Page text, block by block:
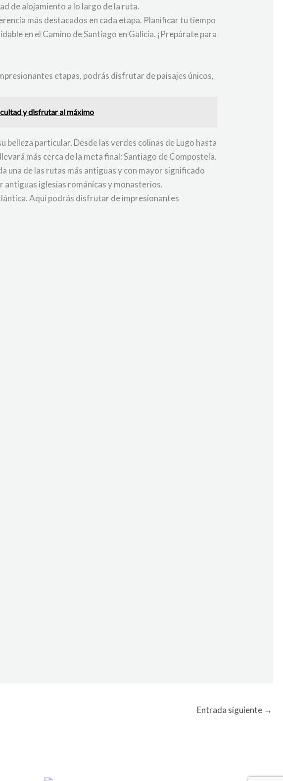
de alojamiento a lo largo de la ruta.
más destacados en cada etapa. Planificar tu tiempo
en el Camino de Santiago en Galicia. ¡Prepárate para
etapas, podrás disfrutar de paisajes únicos,
y disfrutar al máximo
belleza particular. Desde las verdes colinas de Lugo hasta
más cerca de la meta final: Santiago de Compostela.
una de las rutas más antiguas y con mayor significado
iglesias románicas y monasterios.
Aquí podrás disfrutar de impresionantes
Entrada siguiente →